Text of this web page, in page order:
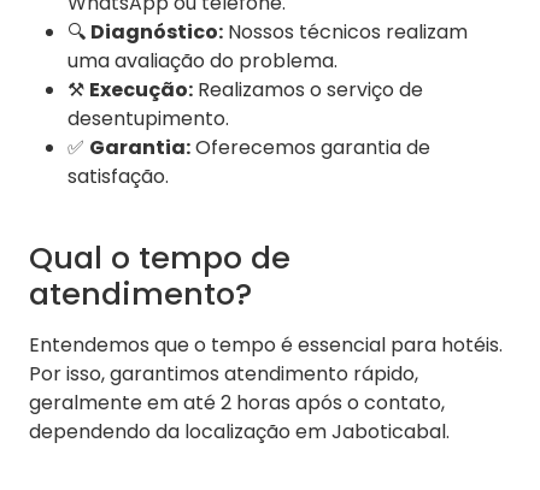
🔍 Diagnóstico: Nossos técnicos realizam
uma avaliação do problema.
⚒️ Execução: Realizamos o serviço de
desentupimento.
✅ Garantia:Oferecemos garantia de
satisfação.
Qual o tempo de
atendimento?
Entendemos que o tempo é essencial para hotéis.
Por isso, garantimos atendimento rápido,
geralmente em até 2 horas após o contato,
dependendo da localização em Jaboticabal.